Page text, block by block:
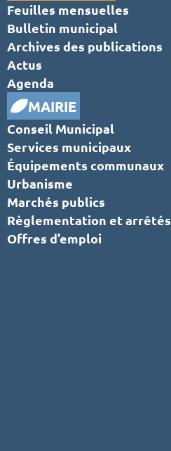
Feuilles mensuelles
Bulletin municipal
Archives des publications
Actus
Agenda
MAIRIE
Conseil Municipal
Services municipaux
Équipements communaux
Urbanisme
Marchés publics
Règlementation et arrêtés
Offres d’emploi